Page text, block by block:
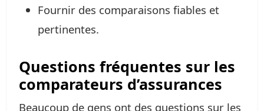
Fournir des comparaisons fiables et
pertinentes.
Questions fréquentes sur les
comparateurs d’assurances
Beaucoup de gens ont des questions sur les